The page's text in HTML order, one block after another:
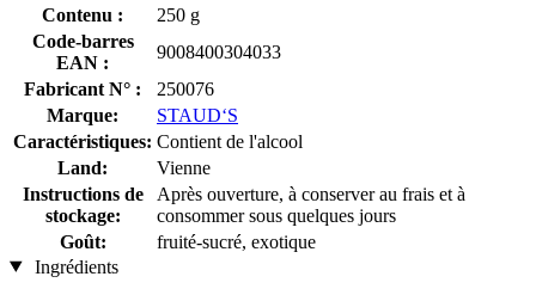
Contenu :
250 g
Code-barres
EAN :
9008400304033
Fabricant N° :
250076
Marque:
STAUD‘S
Caractéristiques: Contient de l'alcool
Land:
Vienne
Instructions de
stockage:
Après ouverture, à conserver au frais et à
consommer sous quelques jours
Goût:
fruité-sucré, exotique
Ingrédients